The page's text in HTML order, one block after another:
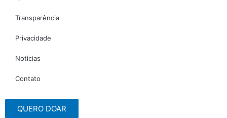
Transparência
Privacidade
Notícias
Contato
QUERO DOAR